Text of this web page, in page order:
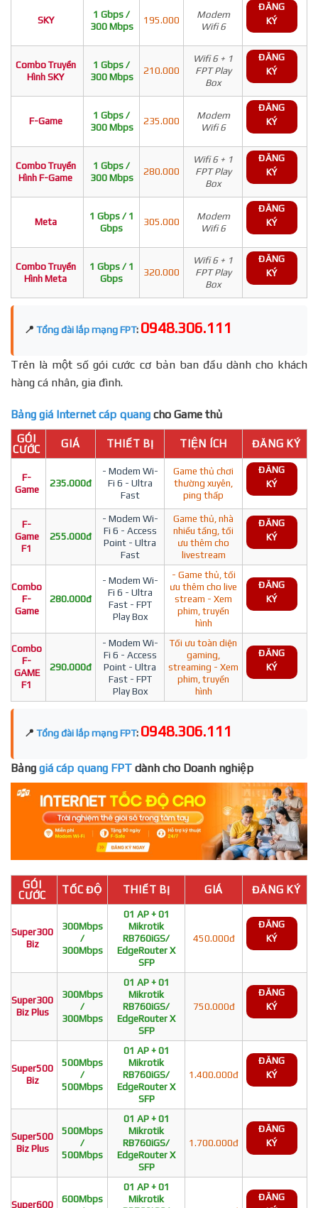
SKY
1 Gbps /
300 Mbps
195.000
Modem
Wifi 6
ĐĂNG
KÝ
Combo Truyền
Hình SKY
1 Gbps /
300 Mbps
210.000
Wifi 6 + 1
FPT Play
Box
ĐĂNG
KÝ
F-Game
1 Gbps /
300 Mbps
235.000
Modem
Wifi 6
ĐĂNG
KÝ
Combo Truyền
Hình F-Game
1 Gbps /
300 Mbps
280.000
Wifi 6 + 1
FPT Play
Box
ĐĂNG
KÝ
Meta
1 Gbps / 1
Gbps
305.000
Modem
Wifi 6
ĐĂNG
KÝ
Combo Truyền
Hình Meta
1 Gbps / 1
Gbps
320.000
Wifi 6 + 1
FPT Play
Box
ĐĂNG
KÝ
📍 Tổng đài lắp mạng FPT: 0948.306.111
Trên là một số gói cước cơ bản ban đầu dành cho khách
hàng cá nhân, gia đình.
Bảng giá Internet cáp quang cho Game thủ
GÓI
CƯỚC
GIÁ THIẾT BỊ TIỆN ÍCH ĐĂNG KÝ
F-
Game
235.000đ
- Modem Wi-
Fi 6 - Ultra
Fast
Game thủ chơi
thường xuyên,
ping thấp
ĐĂNG
KÝ
F-
Game
F1
255.000đ
- Modem Wi-
Fi 6 - Access
Point - Ultra
Fast
Game thủ, nhà
nhiều tầng, tối
ưu thêm cho
livestream
ĐĂNG
KÝ
Combo
F-
Game
280.000đ
- Modem Wi-
Fi 6 - Ultra
Fast - FPT
Play Box
- Game thủ, tối
ưu thêm cho live
stream - Xem
phim, truyền
hình
ĐĂNG
KÝ
Combo
F-
GAME
F1
290.000đ
- Modem Wi-
Fi 6 - Access
Point - Ultra
Fast - FPT
Play Box
Tối ưu toàn diện
gaming,
streaming - Xem
phim, truyền
hình
ĐĂNG
KÝ
📍 Tổng đài lắp mạng FPT: 0948.306.111
Bảng giá cáp quang FPT dành cho Doanh nghiệp
GÓI
CƯỚC
TỐC ĐỘ THIẾT BỊ GIÁ ĐĂNG KÝ
Super300
Biz
300Mbps
/
300Mbps
01 AP + 01
Mikrotik
RB760iGS/
EdgeRouter X
SFP
450.000đ
ĐĂNG
KÝ
Super300
Biz Plus
300Mbps
/
300Mbps
01 AP + 01
Mikrotik
RB760iGS/
EdgeRouter X
SFP
750.000đ
ĐĂNG
KÝ
Super500
Biz
500Mbps
/
500Mbps
01 AP + 01
Mikrotik
RB760iGS/
EdgeRouter X
SFP
1.400.000đ
ĐĂNG
KÝ
Super500
Biz Plus
500Mbps
/
500Mbps
01 AP + 01
Mikrotik
RB760iGS/
EdgeRouter X
SFP
1.700.000đ
ĐĂNG
KÝ
Super600
600Mbps
01 AP + 01
Mikrotik
ĐĂNG